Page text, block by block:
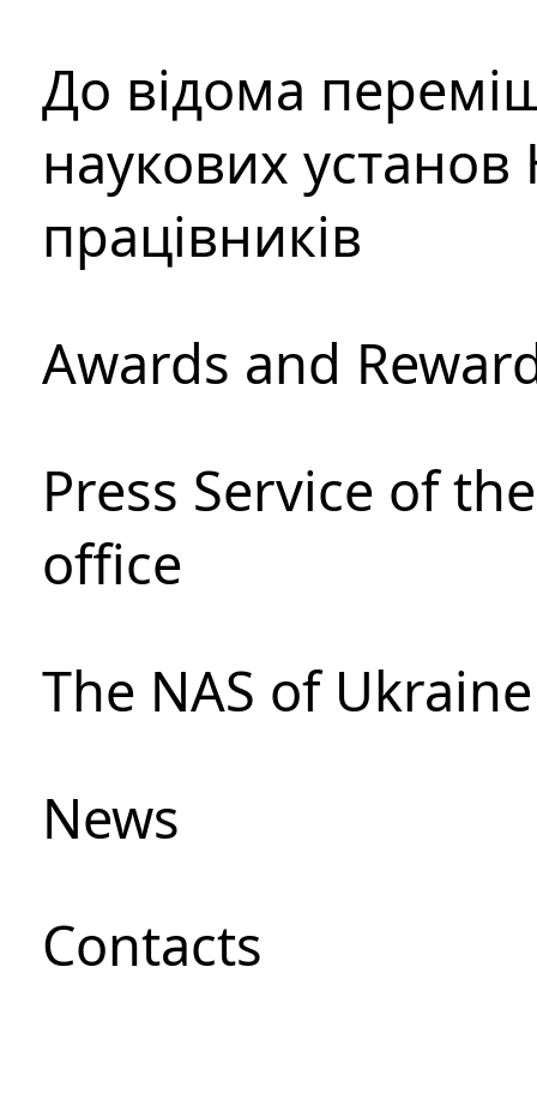
До відома
наукових установ
працівників
Awards and
Press Service of
office
The NAS of
News
Сontacts